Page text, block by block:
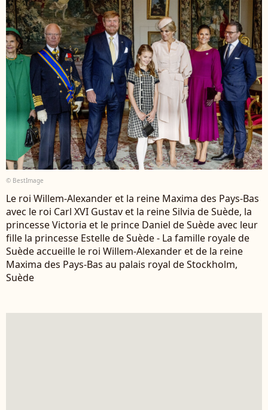
© BestImage
Le roi Willem-Alexander et la reine Maxima des Pays-Bas
avec le roi Carl XVI Gustav et la reine Silvia de Suède, la
princesse Victoria et le prince Daniel de Suède avec leur
fille la princesse Estelle de Suède - La famille royale de
Suède accueille le roi Willem-Alexander et de la reine
Maxima des Pays-Bas au palais royal de Stockholm,
Suède